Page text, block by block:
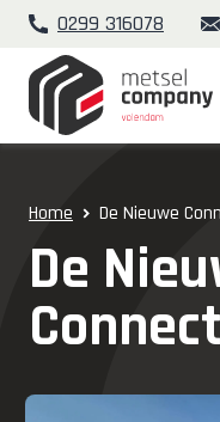
0299 316078
Home De Nieuwe
De